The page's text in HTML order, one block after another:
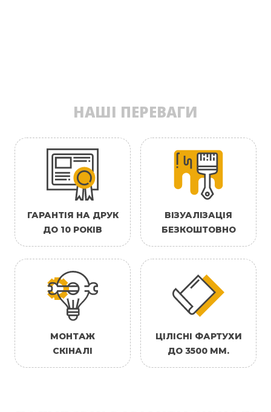
НАШІ ПЕРЕВАГИ
ГАРАНТІЯ НА ДРУК
ДО 10 РОКІВ
ВІЗУАЛІЗАЦІЯ
БЕЗКОШТОВНО
МОНТАЖ
СКІНАЛІ
ЦІЛІСНІ ФАРТУХИ
ДО 3500 ММ.